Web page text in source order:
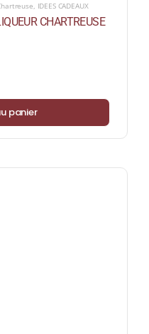
IDEES CADEAUX
CHARTREUSE
panier